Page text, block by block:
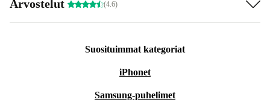
Arvostelut (4.6)
Suosituimmat kategoriat
iPhonet
Samsung-puhelimet